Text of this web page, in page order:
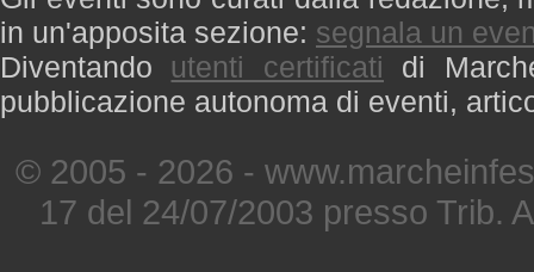
in un'apposita sezione: segnala un
Diventando utenti certificati di
pubblicazione autonoma di eventi,
© 2005 - 2026 -
17 del 24/07/2003 presso Trib.